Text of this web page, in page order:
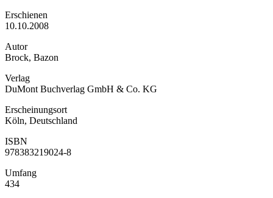
Erschienen
10.10.2008
Autor
Brock, Bazon
Verlag
DuMont Buchverlag GmbH & Co. KG
Erscheinungsort
Köln, Deutschland
ISBN
978383219024-8
Umfang
434